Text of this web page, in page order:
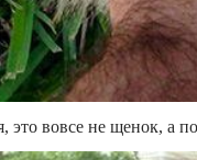
это вовсе не щенок, а